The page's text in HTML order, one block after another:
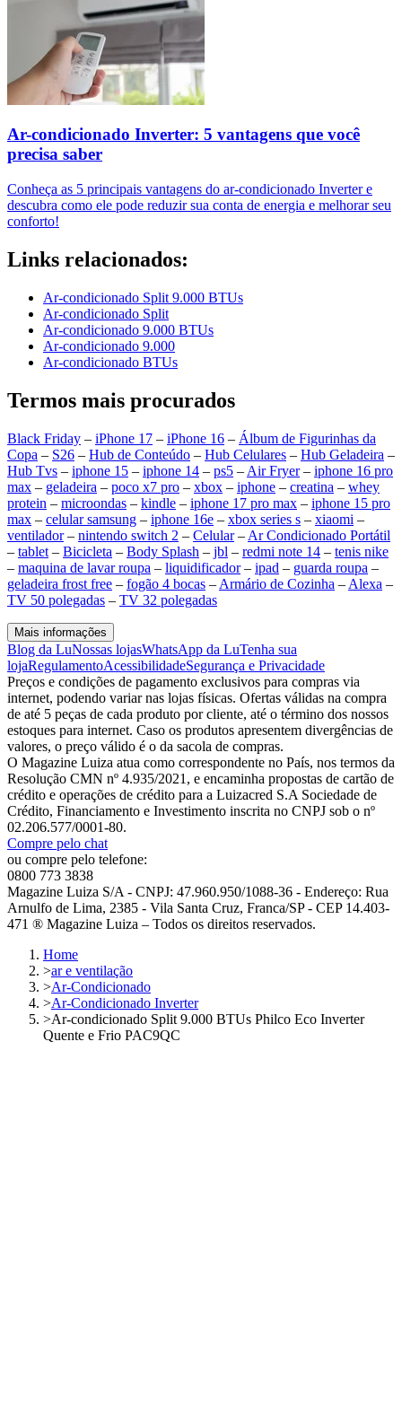
Ar-condicionado Inverter: 5 vantagens que você
precisa saber
Conheça as 5 principais vantagens do ar-condicionado Inverter e
descubra como ele pode reduzir sua conta de energia e melhorar seu
conforto!
Links relacionados:
Ar-condicionado Split 9.000 BTUs
Ar-condicionado Split
Ar-condicionado 9.000 BTUs
Ar-condicionado 9.000
Ar-condicionado BTUs
Termos mais procurados
Black Friday – iPhone 17 – iPhone 16 – Álbum de Figurinhas da
Copa – S26 – Hub de Conteúdo – Hub Celulares – Hub Geladeira –
Hub Tvs – iphone 15 – iphone 14 – ps5 – Air Fryer– iphone 16 pro
max – geladeira – poco x7 pro – xbox – iphone – creatina – whey
protein – microondas – kindle – iphone 17 pro max – iphone 15 pro
max – celular samsung – iphone 16e – xbox series s – xiaomi –
ventilador– nintendo switch 2 – Celular– Ar Condicionado Portátil
– tablet – Bicicleta – Body Splash – jbl – redmi note 14 – tenis nike
– maquina de lavar roupa – liquidificador– ipad – guarda roupa –
geladeira frost free – fogão 4 bocas – Armário de Cozinha – Alexa –
TV 50 polegadas – TV 32 polegadas
Mais informações
Blog da LuNossas lojasWhatsApp da LuTenha sua
lojaRegulamentoAcessibilidadeSegurança e Privacidade
Preços e condições de pagamento exclusivos para compras via
internet, podendo variar nas lojas físicas. Ofertas válidas na compra
de até 5 peças de cada produto por cliente, até o término dos nossos
estoques para internet. Caso os produtos apresentem divergências de
valores, o preço válido é o da sacola de compras.
O Magazine Luiza atua como correspondente no País, nos termos da
Resolução CMN nº 4.935/2021, e encaminha propostas de cartão de
crédito e operações de crédito para a Luizacred S.A Sociedade de
Crédito, Financiamento e Investimento inscrita no CNPJ sob o nº
02.206.577/0001-80.
Compre pelo chat
ou compre pelo telefone:
0800 773 3838
Magazine Luiza S/A - CNPJ: 47.960.950/1088-36 - Endereço: Rua
Arnulfo de Lima, 2385 - Vila Santa Cruz, Franca/SP - CEP 14.403-
471 ® Magazine Luiza – Todos os direitos reservados.
Home
>ar e ventilação
>Ar-Condicionado
>Ar-Condicionado Inverter
>Ar-condicionado Split 9.000 BTUs Philco Eco Inverter
Quente e Frio PAC9QC